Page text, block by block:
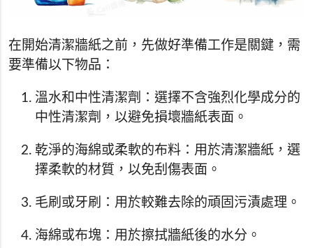
在開始清潔牆紙之前，先做好準備工作是關鍵，需
要準備以下物品：
溫水和中性清潔劑：選擇不含強烈化學成分的
中性清潔劑，以避免損壞牆紙表面。
乾淨的海綿或柔軟的布料：用於清潔牆紙，選
擇柔軟的材質，以免刮傷表面。
毛刷或牙刷：用於較難去除的頑固污漬處理。
海綿或布塊：用於擦拭牆紙後的水分。